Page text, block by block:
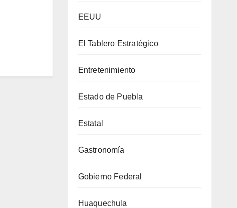
EEUU
El Tablero Estratégico
Entretenimiento
Estado de Puebla
Estatal
Gastronomía
Gobierno Federal
Huaquechula